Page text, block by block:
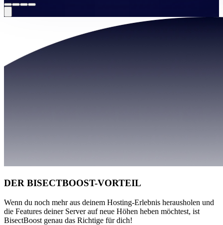
DER BISECTBOOST-VORTEIL
Wenn du noch mehr aus deinem Hosting-Erlebnis herausholen und
die Features deiner Server auf neue Höhen heben möchtest, ist
BisectBoost genau das Richtige für dich!